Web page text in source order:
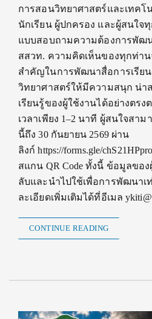
การสอนวิทยาศาสตร์และเทคโ
นักเรียน ผู้ปกครอง และผู้สนใจ
แบบสอบถามความต้องการพัฒ
สสวท. ความคิดเห็นของทุกท่า
สำคัญในการพัฒนาสื่อการเรียน
วิทยาศาสตร์ให้มีความสนุก น่า
เรียนรู้ของผู้ใช้งานได้อย่างตร
เวลาเพียง 1–2 นาที ผู้สนใจสา
นี้ถึง 30 กันยายน 2569 ผ่าน
ลิงก์ https://forms.gle/
สแกน QR Code ทั้งนี้ ข้อมูลขอ
ลับและนำไปใช้เพื่อการพัฒนาเ
ละเอียดเพิ่มเติมได้ที่อีเมล
CONTINUE READING